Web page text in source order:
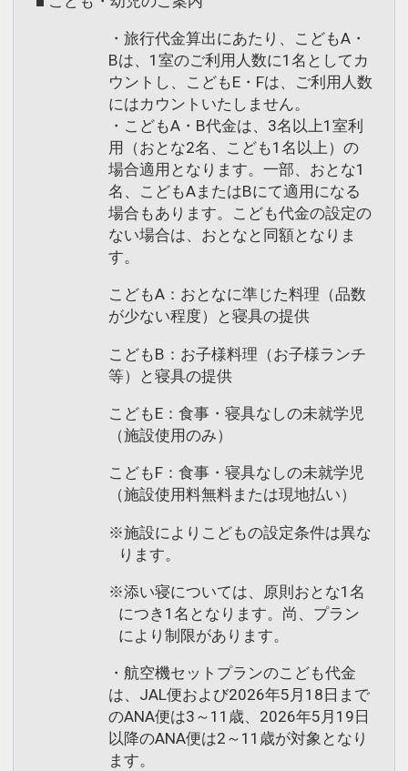
・旅行代金算出にあたり、こどもA・
Bは、1室のご利用人数に1名としてカ
ウントし、こどもE・Fは、ご利用人数
にはカウントいたしません。
・こどもA・B代金は、3名以上1室利
用（おとな2名、こども1名以上）の
場合適用となります。一部、おとな1
名、こどもAまたはBにて適用になる
場合もあります。こども代金の設定の
ない場合は、おとなと同額となりま
す。
こどもA：おとなに準じた料理（品数
が少ない程度）と寝具の提供
こどもB：お子様料理（お子様ランチ
等）と寝具の提供
こどもE：食事・寝具なしの未就学児
（施設使用のみ）
こどもF：食事・寝具なしの未就学児
（施設使用料無料または現地払い）
※施設によりこどもの設定条件は異な
ります。
※添い寝については、原則おとな1名
につき1名となります。尚、プラン
により制限があります。
・航空機セットプランのこども代金
は、JAL便および2026年5月18日まで
のANA便は3～11歳、2026年5月19日
以降のANA便は2～11歳が対象となり
ます。